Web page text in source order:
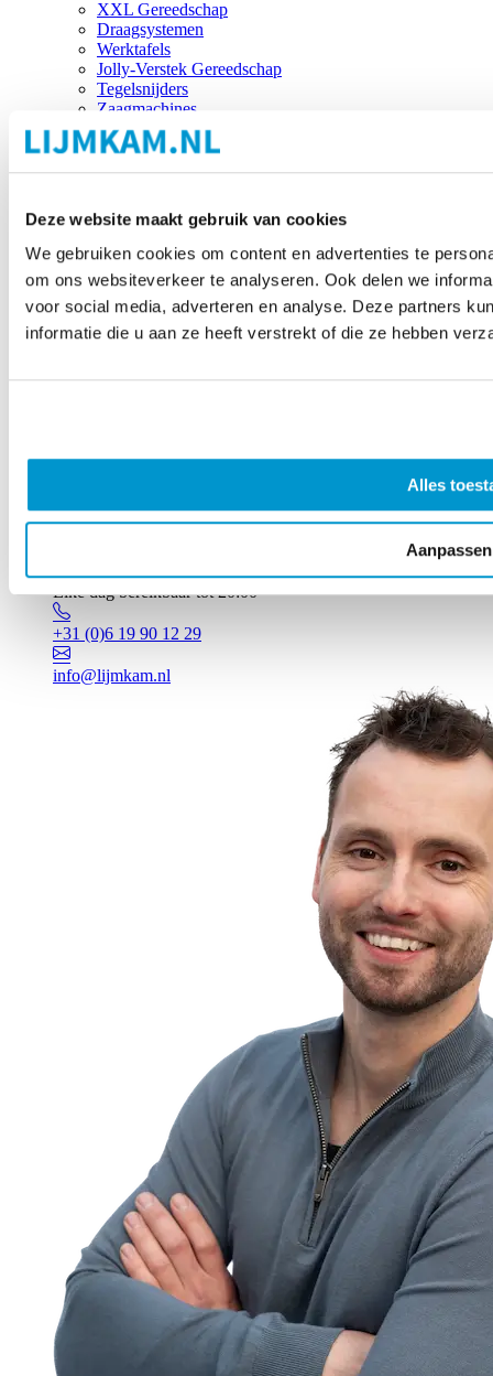
Deze website maakt gebruik van cookies
We gebruiken cookies om content en advertenties te
om ons websiteverkeer te analyseren. Ook delen we
voor social media, adverteren en analyse. Deze partners
informatie die u aan ze heeft verstrekt of die ze hebben
Alles
Aanpassen
XXL Gereedschap
Draagsystemen
Werktafels
Jolly-Verstek Gereedschap
Tegelsnijders
Zaagmachines
Merken
Elke dag bereikbaar tot 20:00
+31 (0)6 19 90 12 29
info@lijmkam.nl